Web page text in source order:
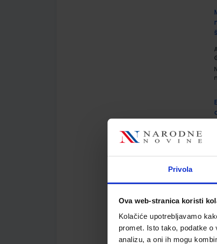
Privola
Ova web-stranica koristi
Kolačiće upotrebljavamo
promet. Isto tako, podatke
analizu, a oni ih mogu